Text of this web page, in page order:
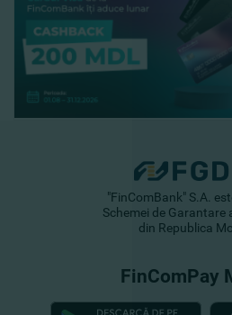
"FinComBank" S.A.
Schemei de Garantare
din Republica
FinComPay